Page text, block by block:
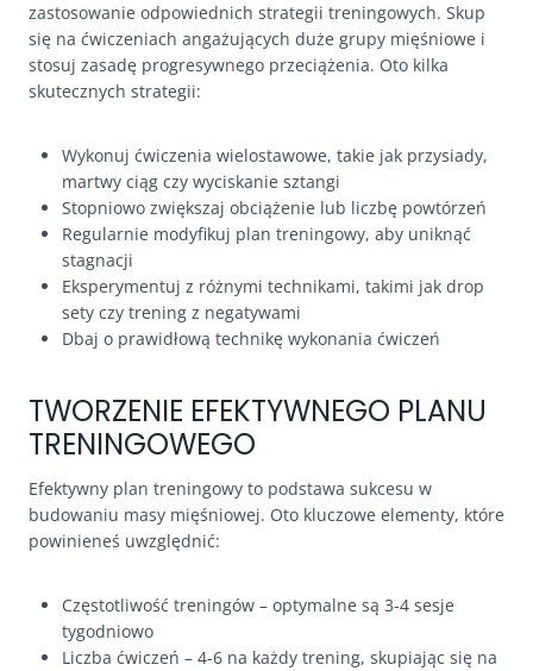
zastosowanie odpowiednich strategii treningowych. Skup
się na ćwiczeniach angażujących duże grupy mięśniowe i
stosuj zasadę progresywnego przeciążenia. Oto kilka
skutecznych strategii:
Wykonuj ćwiczenia wielostawowe, takie jak przysiady,
martwy ciąg czy wyciskanie sztangi
Stopniowo zwiększaj obciążenie lub liczbę powtórzeń
Regularnie modyfikuj plan treningowy, aby uniknąć
stagnacji
Eksperymentuj z różnymi technikami, takimi jak drop
sety czy trening z negatywami
Dbaj o prawidłową technikę wykonania ćwiczeń
TWORZENIE EFEKTYWNEGO PLANU
TRENINGOWEGO
Efektywny plan treningowy to podstawa sukcesu w
budowaniu masy mięśniowej. Oto kluczowe elementy, które
powinieneś uwzględnić:
Częstotliwość treningów – optymalne są 3-4 sesje
tygodniowo
Liczba ćwiczeń – 4-6 na każdy trening, skupiając się na